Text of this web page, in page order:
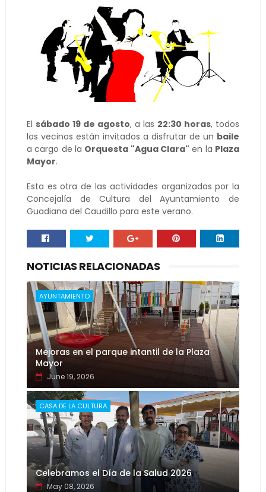
El sábado 19 de agosto, a las 22:30 horas, todos
los vecinos están invitados a disfrutar de un baile
a cargo de la Orquesta "Agua Clara" en la Plaza
Mayor.
Esta es otra de las actividades organizadas por la
Concejalía de Cultura del Ayuntamiento de
Guadiana del Caudillo para este verano.
NOTICIAS RELACIONADAS
AYUNTAMIENTO
Mejoras en el parque intantil de la Plaza
Mayor
June 19, 2026
CASA DE LA CULTURA
Celebramos el Día de la Salud 2026
May 08, 2026